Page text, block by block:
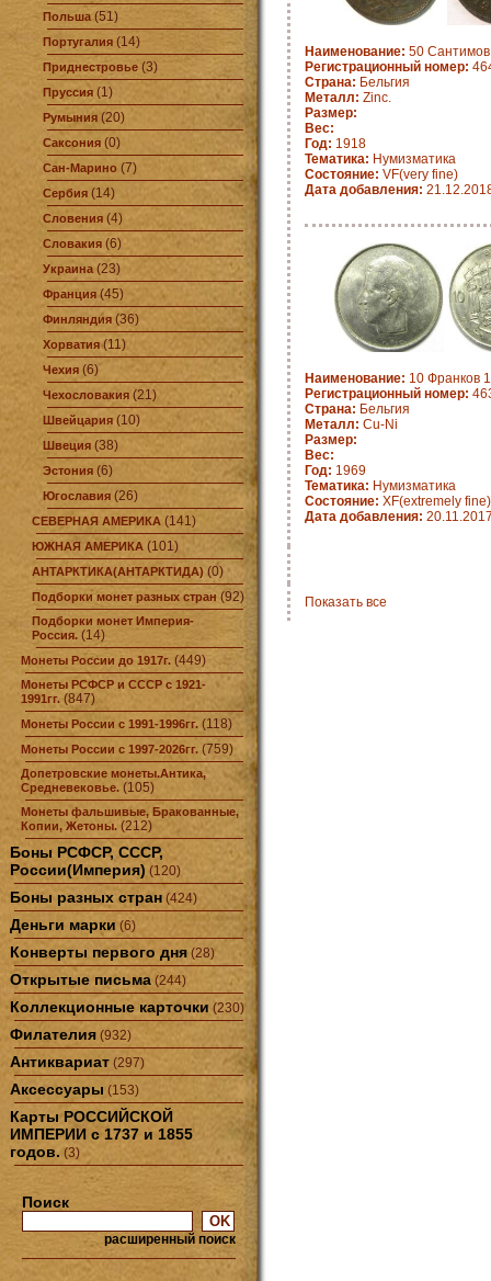
Польша(51)
Португалия (14)
Приднестровье (3)
Пруссия (1)
Румыния (20)
Саксония (0)
Сан-Марино (7)
Сербия (14)
Словения (4)
Словакия (6)
Украина(23)
Франция (45)
Финляндия (36)
Хорватия(11)
Чехия (6)
Чехословакия (21)
Швейцария (10)
Швеция (38)
Эстония (6)
Югославия (26)
СЕВЕРНАЯ АМЕРИКА (141)
ЮЖНАЯ АМЕРИКА (101)
АНТАРКТИКА(АНТАРКТИДА) (0)
Подборки монет разных стран (92)
Подборки монет Империя-
Россия. (14)
Монеты России до 1917г. (449)
Монеты РСФСР и СССР с 1921-
1991гг. (847)
Монеты России с 1991-1996гг. (118)
Монеты России с 1997-2026гг. (759)
Допетровские монеты.Антика,
Средневековье. (105)
Монеты фальшивые, Бракованные,
Копии, Жетоны. (212)
Боны РСФСР, СССР,
России(Империя) (120)
Боны разных стран (424)
Деньги марки (6)
Конверты первого дня (28)
Открытые письма (244)
Коллекционные карточки (230)
Филателия (932)
Антиквариат (297)
Аксессуары (153)
Карты РОССИЙСКОЙ
ИМПЕРИИ с 1737 и 1855
годов. (3)
Поиск
расширенный поиск
Наименование: 50 Сантимов
Регистрационный номер:
Страна: Бельгия
Металл: Zinc.
Размер:
Вес:
Год: 1918
Тематика: Нумизматика
Состояние: VF(very fine)
Дата добавления:
Наименование: 10 Франков
Регистрационный номер:
Страна: Бельгия
Металл: Cu-Ni
Размер:
Вес:
Год: 1969
Тематика: Нумизматика
Состояние: XF(extremely fine)
Дата добавления:
Показать все